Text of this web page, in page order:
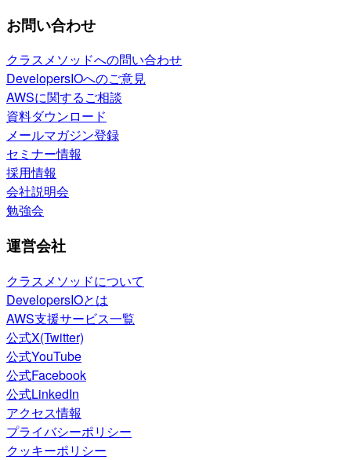
お問い合わせ
クラスメソッドへの問い合わせ
DevelopersIOへのご意見
AWSに関するご相談
資料ダウンロード
メールマガジン登録
セミナー情報
採用情報
会社説明会
勉強会
運営会社
クラスメソッドについて
DevelopersIOとは
AWS支援サービス一覧
公式X(Twitter)
公式YouTube
公式Facebook
公式LinkedIn
アクセス情報
プライバシーポリシー
クッキーポリシー